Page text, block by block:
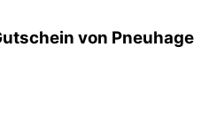
von Pneuhage